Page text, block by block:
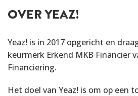
OVER YEAZ!
Yeaz! is in 2017 opgericht en
keurmerk Erkend MKB Financier
Financiering.
Het doel van Yeaz! is om op een